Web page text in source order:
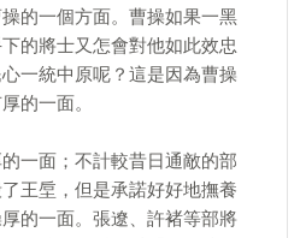
的一個方面。曹操如果一黑
的將士又怎會對他如此效忠
一統中原呢？這是因為曹操
的一面。
一面；不計較昔日通敵的部
王垕，但是承諾好好地撫養
的一面。張遼、許褚等部將